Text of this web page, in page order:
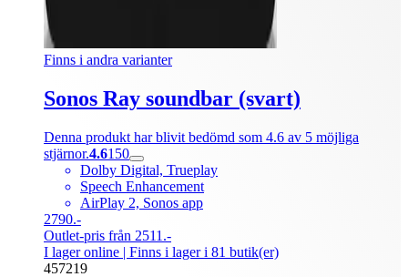
Finns i andra varianter
Sonos Ray soundbar (svart)
Denna produkt har blivit bedömd som 4.6 av 5 möjliga
stjärnor.4.6150
Dolby Digital, Trueplay
Speech Enhancement
AirPlay 2, Sonos app
2790.-
Outlet-pris från 2511.-
I lager online | Finns i lager i 81 butik(er)
457219